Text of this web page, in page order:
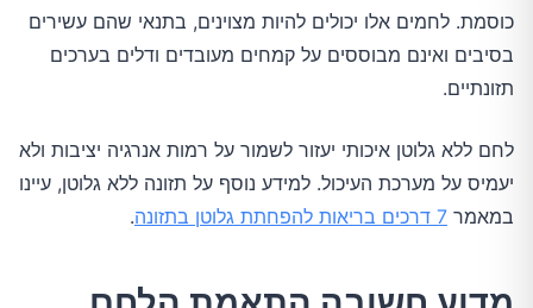
כוסמת. לחמים אלו יכולים להיות מצוינים, בתנאי שהם עשירים
בסיבים ואינם מבוססים על קמחים מעובדים ודלים בערכים
תזונתיים.
לחם ללא גלוטן איכותי יעזור לשמור על רמות אנרגיה יציבות ולא
יעמיס על מערכת העיכול. למידע נוסף על תזונה ללא גלוטן, עיינו
במאמר 7 דרכים בריאות להפחתת גלוטן בתזונה .